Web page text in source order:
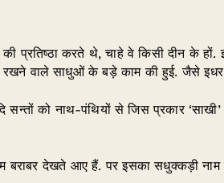
प्रतिष्ठा करते थे, चाहे वे किसी दीन के हों.
वाले साधुओं के बड़े काम की हुई. जैसे इधर
को नाथ-पंथियों से जिस प्रकार ‘साखी’
बराबर देखते आए हैं. पर इसका सधुक्कड़ी